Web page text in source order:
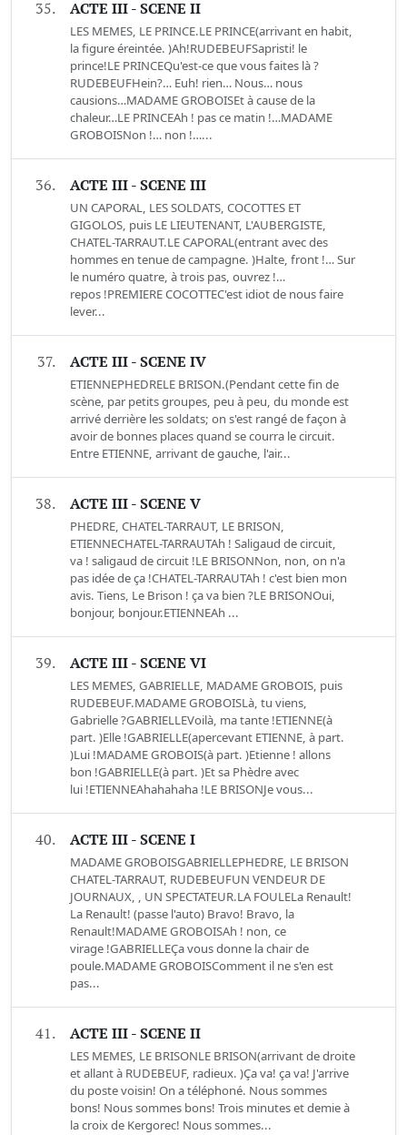
35. ACTE III - SCENE II
LES MEMES, LE PRINCE.LE PRINCE(arrivant en habit,
la figure éreintée. )Ah!RUDEBEUFSapristi! le
prince!LE PRINCEQu'est-ce que vous faites là ?
RUDEBEUFHein?… Euh! rien… Nous… nous
causions…MADAME GROBOISEt à cause de la
chaleur…LE PRINCEAh ! pas ce matin !…MADAME
GROBOISNon !… non !…...
36. ACTE III - SCENE III
UN CAPORAL, LES SOLDATS, COCOTTES ET
GIGOLOS, puis LE LIEUTENANT, L'AUBERGISTE,
CHATEL-TARRAUT.LE CAPORAL(entrant avec des
hommes en tenue de campagne. )Halte, front !… Sur
le numéro quatre, à trois pas, ouvrez !…
repos !PREMIERE COCOTTEC'est idiot de nous faire
lever...
37. ACTE III - SCENE IV
ETIENNEPHEDRELE BRISON.(Pendant cette fin de
scène, par petits groupes, peu à peu, du monde est
arrivé derrière les soldats; on s'est rangé de façon à
avoir de bonnes places quand se courra le circuit.
Entre ETIENNE, arrivant de gauche, l'air...
38. ACTE III - SCENE V
PHEDRE, CHATEL-TARRAUT, LE BRISON,
ETIENNECHATEL-TARRAUTAh ! Saligaud de circuit,
va ! saligaud de circuit !LE BRISONNon, non, on n'a
pas idée de ça !CHATEL-TARRAUTAh ! c'est bien mon
avis. Tiens, Le Brison ! ça va bien ?LE BRISONOui,
bonjour, bonjour.ETIENNEAh ...
39. ACTE III - SCENE VI
LES MEMES, GABRIELLE, MADAME GROBOIS, puis
RUDEBEUF.MADAME GROBOISLà, tu viens,
Gabrielle ?GABRIELLEVoilà, ma tante !ETIENNE(à
part. )Elle !GABRIELLE(apercevant ETIENNE, à part.
)Lui !MADAME GROBOIS(à part. )Etienne ! allons
bon !GABRIELLE(à part. )Et sa Phèdre avec
lui !ETIENNEAhahahaha !LE BRISONJe vous...
40. ACTE III - SCENE I
MADAME GROBOISGABRIELLEPHEDRE, LE BRISON
CHATEL-TARRAUT, RUDEBEUFUN VENDEUR DE
JOURNAUX, , UN SPECTATEUR.LA FOULELa Renault!
La Renault! (passe l'auto) Bravo! Bravo, la
Renault!MADAME GROBOISAh ! non, ce
virage !GABRIELLEÇa vous donne la chair de
poule.MADAME GROBOISComment il ne s'en est
pas...
41. ACTE III - SCENE II
LES MEMES, LE BRISONLE BRISON(arrivant de droite
et allant à RUDEBEUF, radieux. )Ça va! ça va! J'arrive
du poste voisin! On a téléphoné. Nous sommes
bons! Nous sommes bons! Trois minutes et demie à
la croix de Kergorec! Nous sommes...